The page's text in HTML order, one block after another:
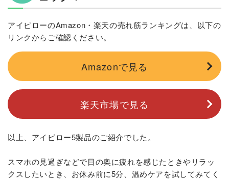
アイピローのAmazon・楽天の売れ筋ランキングは、以下の
リンクからご確認ください。
Amazonで見る
楽天市場で見る
以上、アイピロー5製品のご紹介でした。
スマホの見過ぎなどで目の奥に疲れを感じたときやリラッ
クスしたいとき、お休み前に5分、温めケアを試してみてく